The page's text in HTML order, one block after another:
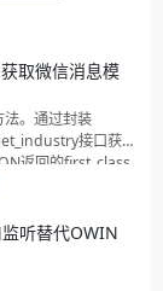
取微信消息模
。通过封装
接口获
返回的first_class
持
听替代OWIN